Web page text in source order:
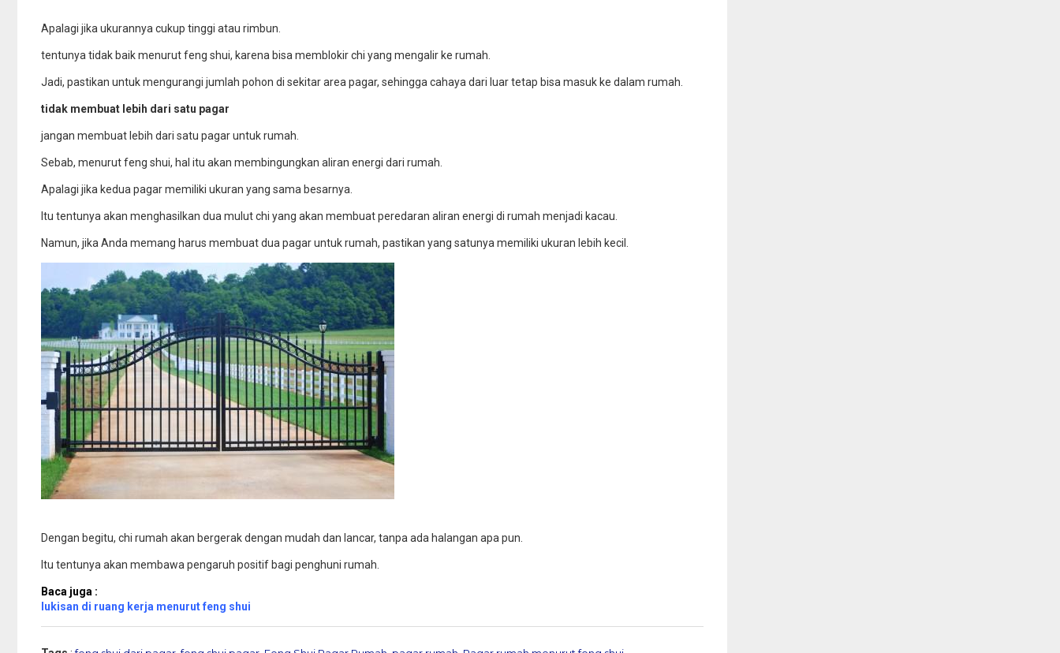
Apalagi jika ukurannya cukup tinggi atau rimbun.
tentunya tidak baik menurut feng shui, karena bisa memblokir chi yang mengalir ke rumah.
Jadi, pastikan untuk mengurangi jumlah pohon di sekitar area pagar, sehingga cahaya dari luar tetap bisa masuk ke dalam rumah.
tidak membuat lebih dari satu pagar
jangan membuat lebih dari satu pagar untuk rumah.
Sebab, menurut feng shui, hal itu akan membingungkan aliran energi dari rumah.
Apalagi jika kedua pagar memiliki ukuran yang sama besarnya.
Itu tentunya akan menghasilkan dua mulut chi yang akan membuat peredaran aliran energi di rumah menjadi kacau.
Namun, jika Anda memang harus membuat dua pagar untuk rumah, pastikan yang satunya memiliki ukuran lebih kecil.
Dengan begitu, chi rumah akan bergerak dengan mudah dan lancar, tanpa ada halangan apa pun.
Itu tentunya akan membawa pengaruh positif bagi penghuni rumah.
Baca juga :
lukisan di ruang kerja menurut feng shui